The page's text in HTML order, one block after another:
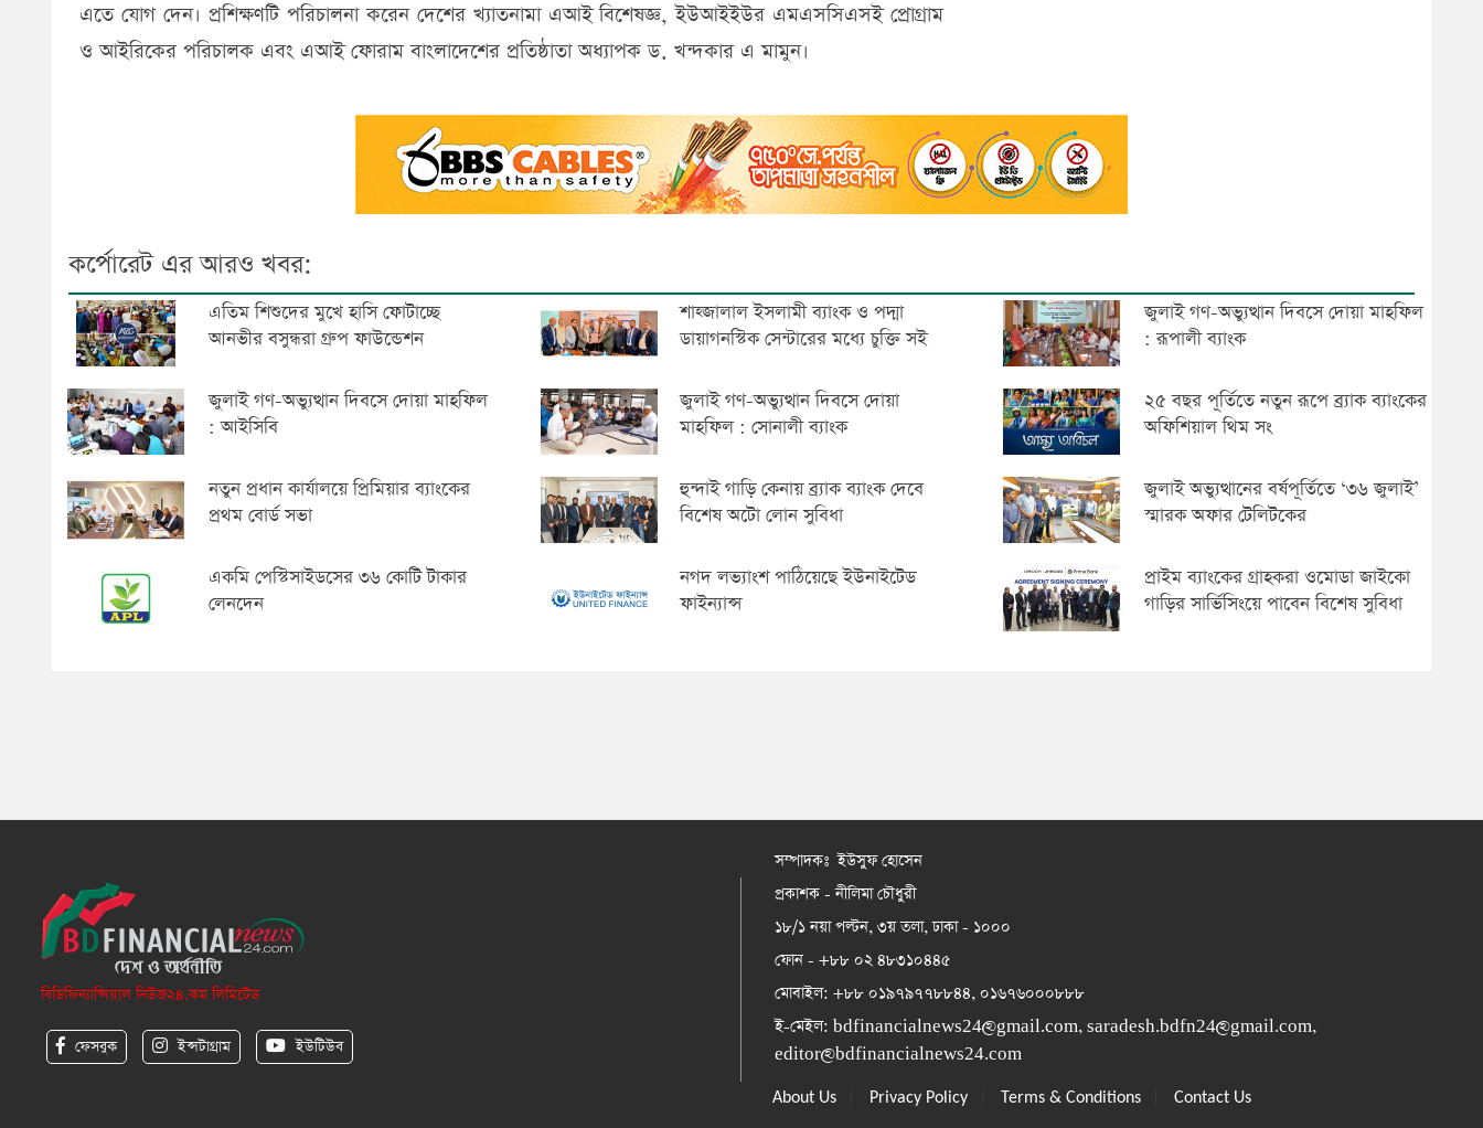
এতে যোগ দেন। প্রশিক্ষণটি পরিচালনা করেন দেশের খ্যাতনামা এআই বিশেষজ্ঞ, ইউআইইউর এমএসসিএসই প্রোগ্রাম
ও আইরিকের পরিচালক এবং এআই ফোরাম বাংলাদেশের প্রতিষ্ঠাতা অধ্যাপক ড. খন্দকার এ মামুন।
কর্পোরেট এর আরও খবর:
এতিম শিশুদের মুখে হাসি ফোটাচ্ছে
আনভীর বসুন্ধরা গ্রুপ ফাউন্ডেশন
শাহ্জালাল ইসলামী ব্যাংক ও পদ্মা
ডায়াগনস্টিক সেন্টারের মধ্যে চুক্তি সই
জুলাই গণ-অভ্যুত্থান দিবসে দোয়া মাহফিল
: রূপালী ব্যাংক
জুলাই গণ-অভ্যুত্থান দিবসে দোয়া মাহফিল
: আইসিবি
জুলাই গণ-অভ্যুত্থান দিবসে দোয়া
মাহফিল : সোনালী ব্যাংক
২৫ বছর পূর্তিতে নতুন রূপে ব্র্যাক ব্যাংকের
অফিশিয়াল থিম সং
নতুন প্রধান কার্যালয়ে প্রিমিয়ার ব্যাংকের
প্রথম বোর্ড সভা
হুন্দাই গাড়ি কেনায় ব্র্যাক ব্যাংক দেবে
বিশেষ অটো লোন সুবিধা
জুলাই অভ্যুত্থানের বর্ষপূর্তিতে ‘৩৬ জুলাই’
স্মারক অফার টেলিটকের
একমি পেস্টিসাইডসের ৩৬ কোটি টাকার
লেনদেন
নগদ লভ্যাংশ পাঠিয়েছে ইউনাইটেড
ফাইন্যান্স
প্রাইম ব্যাংকের গ্রাহকরা ওমোডা জাইকো
গাড়ির সার্ভিসিংয়ে পাবেন বিশেষ সুবিধা
বিডিফিন্যান্সিয়াল নিউজ২৪.কম লিমিটেড
ফেসবুক ইন্সটাগ্রাম ইউটিউব
সম্পাদকঃ ইউসুফ হোসেন
প্রকাশক - নীলিমা চৌধুরী
১৮/১ নয়া পল্টন, ৩য় তলা, ঢাকা - ১০০০
ফোন - +৮৮ ০২ ৪৮৩১০৪৪৫
মোবাইল: +৮৮ ০১৯৭৯৭৭৮৮৪৪, ০১৬৭৬০০০৮৮৮
ই-মেইল: bdfinancialnews24@gmail.com, saradesh.bdfn24@gmail.com,
editor@bdfinancialnews24.com
About Us Privacy Policy Terms & Conditions Contact Us